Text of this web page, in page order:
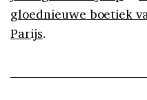
gloednieuwe boetiek
Parijs.